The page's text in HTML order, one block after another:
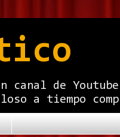
canal de
a tiempo